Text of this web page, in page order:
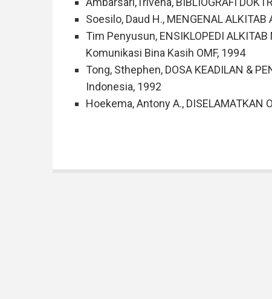
Soesilo, Daud H., MENGENAL
Tim Penyusun, ENSIKLOPEDI
Komunikasi Bina Kasih OMF, 1994
Tong, Sthephen, DOSA KEADILAN &
Indonesia, 1992
Hoekema, Antony A., DISELAMATKAN